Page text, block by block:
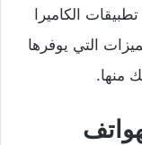
الكاميرا
التي يوفرها
منها.